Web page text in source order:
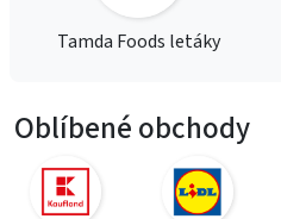
Tamda Foods letáky
Oblíbené obchody